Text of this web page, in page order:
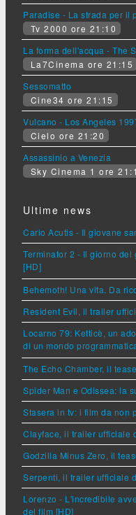
Paradise - La strada per il
Tv 2000 ore 21:10
La forma dell'acqua - The
La7Cinema ore 21:15
Sessomatto
Cine34 ore 21:15
Vulcano - Los Angeles
Cielo ore 21:20
Assassinio a Venezia
Sky Cinema 1 ore
Ultime news
Carlo Acutis - Il giovane
Terminator 2 - Il giorno
[HD]
Behemoth! Una vita. Da
Resident Evil, il trailer
Locarno 79: Ketticè, un
di un mondo
The Echo Chamber, il
Spider Man e Odissea: la
Stasera in tv: i film da non
Clayface, il trailer ufficiale
Godzilla Minus Zero, il
Serpenti, il trailer ufficiale
Lorenzo - L'incredibile
del film [HD]